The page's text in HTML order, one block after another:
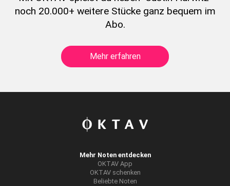
noch 20.000+ weitere Stücke ganz bequem im
Abo.
Mehr erfahren
Mehr Noten entdecken
OKTAV App
OKTAV schenken
Beliebte Noten